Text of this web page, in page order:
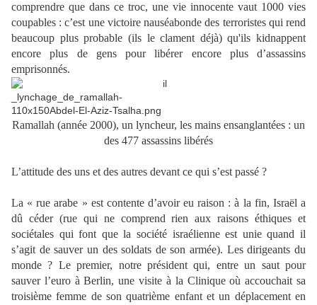
comprendre que dans ce troc, une vie innocente vaut 1000 vies
coupables : c’est une victoire nauséabonde des terroristes qui rend
beaucoup plus probable (ils le clament déjà) qu'ils kidnappent
encore plus de gens
pour libérer encore
plus d’assassins
emprisonnés.
Ramallah (année 2000), un lyncheur, les mains ensanglantées : un
des 477 assassins libérés
L’attitude des uns et des autres devant ce qui s’est passé ?
La « rue arabe » est contente d’avoir eu raison : à la fin, Israël a
dû céder (rue qui ne comprend rien aux raisons éthiques et
sociétales qui font que la société israélienne est unie quand il
s’agit de sauver un des soldats de son armée). Les dirigeants du
monde ? Le premier, notre président qui, entre un saut pour
sauver l’euro à Berlin, une visite à la Clinique où accouchait sa
troisième femme de son quatrième enfant et un déplacement en